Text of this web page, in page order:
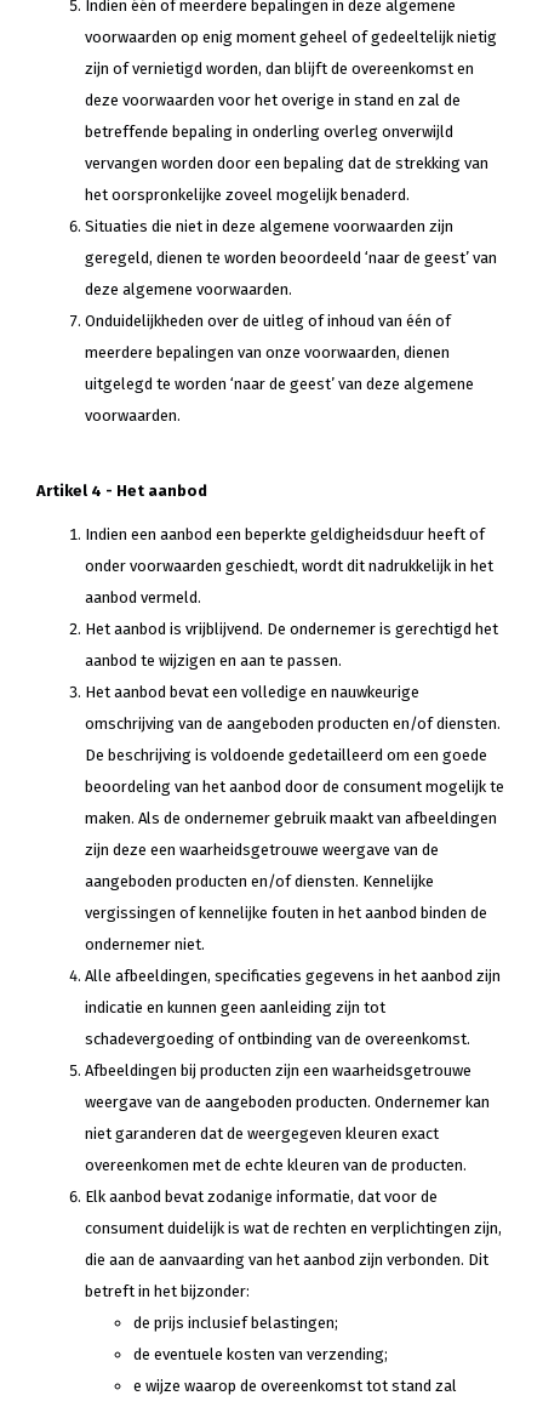
Indien één of meerdere bepalingen in deze algemene
voorwaarden op enig moment geheel of gedeeltelijk nietig
zijn of vernietigd worden, dan blijft de overeenkomst en
deze voorwaarden voor het overige in stand en zal de
betreffende bepaling in onderling overleg onverwijld
vervangen worden door een bepaling dat de strekking van
het oorspronkelijke zoveel mogelijk benaderd.
Situaties die niet in deze algemene voorwaarden zijn
geregeld, dienen te worden beoordeeld ‘naar de geest’ van
deze algemene voorwaarden.
Onduidelijkheden over de uitleg of inhoud van één of
meerdere bepalingen van onze voorwaarden, dienen
uitgelegd te worden ‘naar de geest’ van deze algemene
voorwaarden.
Artikel 4 - Het aanbod
Indien een aanbod een beperkte geldigheidsduur heeft of
onder voorwaarden geschiedt, wordt dit nadrukkelijk in het
aanbod vermeld.
Het aanbod is vrijblijvend. De ondernemer is gerechtigd het
aanbod te wijzigen en aan te passen.
Het aanbod bevat een volledige en nauwkeurige
omschrijving van de aangeboden producten en/of diensten.
De beschrijving is voldoende gedetailleerd om een goede
beoordeling van het aanbod door de consument mogelijk te
maken. Als de ondernemer gebruik maakt van afbeeldingen
zijn deze een waarheidsgetrouwe weergave van de
aangeboden producten en/of diensten. Kennelijke
vergissingen of kennelijke fouten in het aanbod binden de
ondernemer niet.
Alle afbeeldingen, specificaties gegevens in het aanbod zijn
indicatie en kunnen geen aanleiding zijn tot
schadevergoeding of ontbinding van de overeenkomst.
Afbeeldingen bij producten zijn een waarheidsgetrouwe
weergave van de aangeboden producten. Ondernemer kan
niet garanderen dat de weergegeven kleuren exact
overeenkomen met de echte kleuren van de producten.
Elk aanbod bevat zodanige informatie, dat voor de
consument duidelijk is wat de rechten en verplichtingen zijn,
die aan de aanvaarding van het aanbod zijn verbonden. Dit
betreft in het bijzonder:
de prijs inclusief belastingen;
de eventuele kosten van verzending;
e wijze waarop de overeenkomst tot stand zal